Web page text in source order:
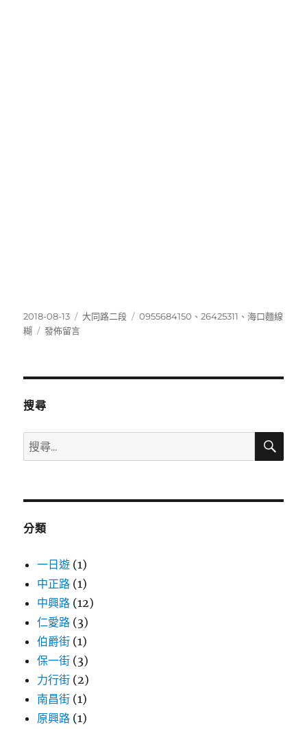
發
佈
2018-08-13
分
大同路二段
標
0955684150 、26425311 、 海口麵線
糊
在
發佈留言
搜尋
搜
尋
鍵
搜
分類
一日遊 (1)
中正路 (1)
中興路 (12)
仁愛路 (3)
伯爵街 (1)
保一街 (3)
力行街 (2)
南昌街 (1)
原興路 (1)